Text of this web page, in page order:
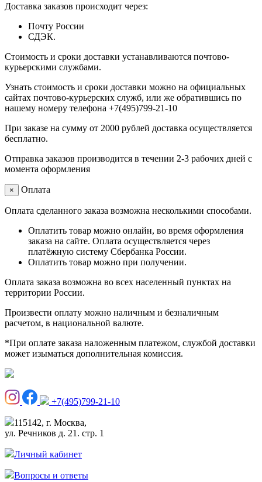
Доставка заказов происходит через:
Почту России
СДЭК.
Стоимость и сроки доставки устанавливаются почтово-
курьерскими службами.
Узнать стоимость и сроки доставки можно на официальных
сайтах почтово-курьерских служб, или же обратившись по
нашему номеру телефона +7(495)799-21-10
При заказе на сумму от 2000 рублей доставка осуществляется
бесплатно.
Отправка заказов производится в течении 2-3 рабочих дней с
момента оформления
× Оплата
Оплата сделанного заказа возможна несколькими способами.
Оплатить товар можно онлайн, во время оформления
заказа на сайте. Оплата осуществляется через
платёжную систему Сбербанка России.
Оплатить товар можно при получении.
Оплата заказа возможна во всех населенный пунктах на
территории России.
Произвести оплату можно наличным и безналичным
расчетом, в национальной валюте.
*При оплате заказа наложенным платежом, службой доставки
может изыматься дополнительная комиссия.
+7(495)799-21-10
115142, г. Москва,
ул. Речников д. 21. стр. 1
Личный кабинет
Вопросы и ответы